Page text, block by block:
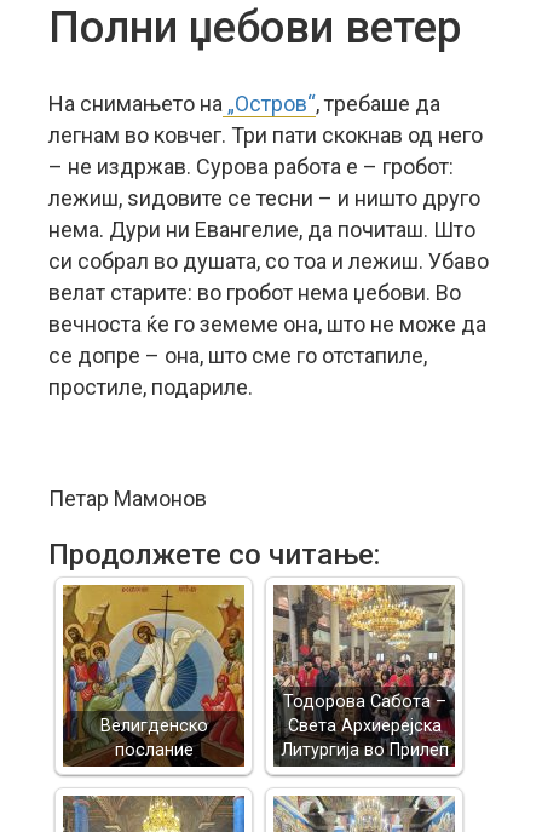
Полни џебови ветер
На снимањето на „Остров“, требаше да
легнам во ковчег. Три пати скокнав од него
– не издржав. Сурова работа е – гробот:
лежиш, ѕидовите се тесни – и ништо друго
нема. Дури ни Евангелие, да почиташ. Што
си собрал во душата, со тоа и лежиш. Убаво
велат старите: во гробот нема џебови. Во
вечноста ќе го земеме она, што не може да
се допре – она, што сме го отстапиле,
простиле, подариле.
Петар Мамонов
Продолжете со читање:
Велигденско
послание
Тодорова Сабота –
Света Архиерејска
Литургија во Прилеп